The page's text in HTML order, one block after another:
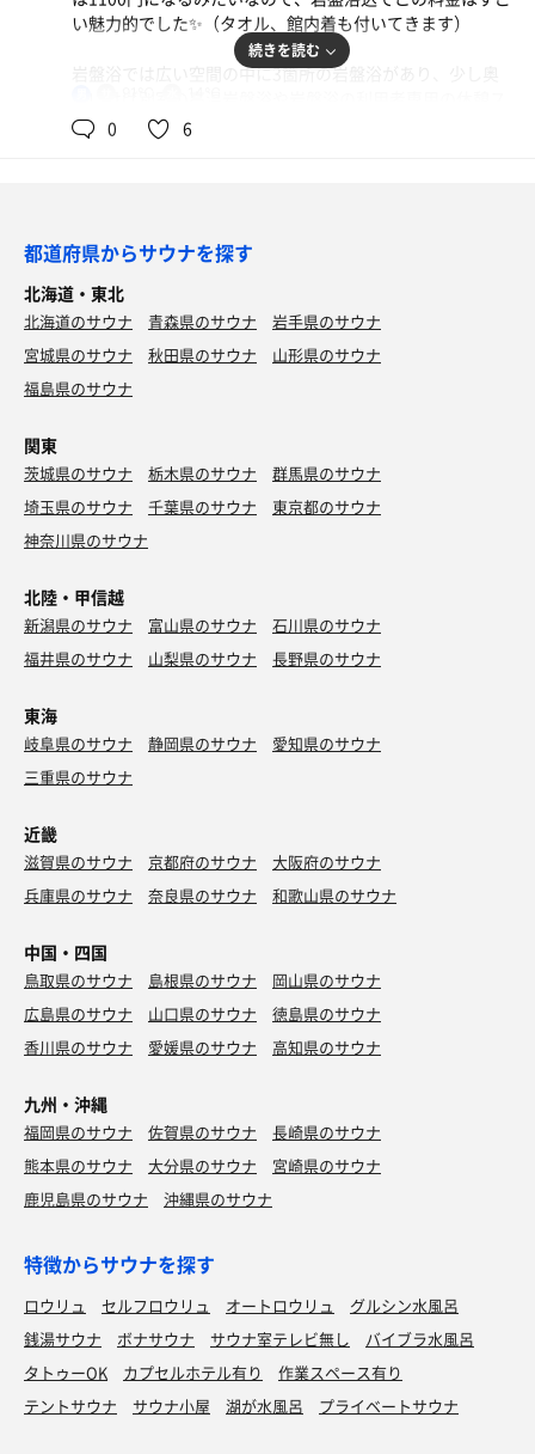
白湯醤油ラーメン
濃厚スープがすごい美味しかった！
さらにですね、二ノ丸温泉で提供される飲水がとにかく美
味しいかったです🚰
気品に満ちた水といいますか、例えるとアルプスのハープ
かでした👏
#サウナレポ
#二ノ丸温泉
タコの唐揚げとビール
風呂上がりはこれが1番笑
い魅力的でした✨（タオル、館内着も付いてきます）
岩盤浴では広い空間の中に3箇所の岩盤浴があり、少し奥
ペースがありました。室内では雑誌を持ち込めるみたいで
思います。露天風呂は3種あり、温度も室内よりだいぶ熱
アが9席用意されており、その2つのチェアだけ竹垣に囲ま
れてたプライベート空間を体験できるところがありました
🧖
サウナは塩サウナとドライサウナの2種類があり、今回は
水風呂もサウナ室からすぐのところにあり、建物の構造上
サウナ→水風呂→外気浴が流れるようにできるのがすごく
続きを読む
0 6
都道府県からサウナを探す
北海道・東北
北海道のサウナ 青森県のサウナ
岩手県のサウナ
宮城県のサウナ
秋田県のサウナ
山形県のサウナ
福島県のサウナ
関東
茨城県のサウナ 栃木県のサウナ
群馬県のサウナ
埼玉県のサウナ
千葉県のサウナ
東京都のサウナ
神奈川県のサウナ
北陸・甲信越
新潟県のサウナ 富山県のサウナ
石川県のサウナ
福井県のサウナ
山梨県のサウナ 長野県のサウナ
東海
岐阜県のサウナ 静岡県のサウナ
愛知県のサウナ
三重県のサウナ
近畿
滋賀県のサウナ 京都府のサウナ
大阪府のサウナ
兵庫県のサウナ
奈良県のサウナ 和歌山県のサウナ
中国・四国
鳥取県のサウナ 島根県のサウナ
岡山県のサウナ
広島県のサウナ
山口県のサウナ
徳島県のサウナ
香川県のサウナ
愛媛県のサウナ 高知県のサウナ
九州・沖縄
福岡県のサウナ 佐賀県のサウナ
長崎県のサウナ
熊本県のサウナ
大分県のサウナ
宮崎県のサウナ
鹿児島県のサウナ
沖縄県のサウナ
特徴からサウナを探す
ロウリュ セルフロウリュ オートロウリュ
グルシン水風呂
銭湯サウナ
ボナサウナ サウナ室テレビ無し
バイブラ水風呂
タトゥーOK
カプセルホテル有り
作業スペース有り
テントサウナ
サウナ小屋 湖が水風呂 プライベートサウナ